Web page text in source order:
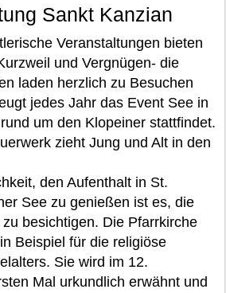
Sankt Kanzian
Veranstaltungen bieten
und Vergnügen- die
laden herzlich zu Besuchen
jedes Jahr das Event See in
um den Klopeiner stattfindet.
zieht Jung und Alt in den
den Aufenthalt in St.
See zu genießen ist es, die
besichtigen. Die Pfarrkirche
Beispiel für die religiöse
Sie wird im 12.
Mal urkundlich erwähnt und